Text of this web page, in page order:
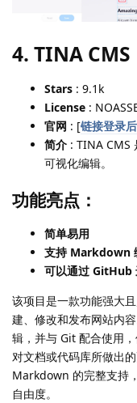
4. TINA
Stars : 9.1k
License :
官网 : [链接登录
简介 : TINA CMS
可视化编辑。
功能亮点：
简单易用
支持 Markdown
可以通过 GitHub
该项目是一款功能强大
建、修改和发布网站内
辑，并与 Git 配合使用
对文档或代码库所做出
Markdown 的完整支持
自由度。